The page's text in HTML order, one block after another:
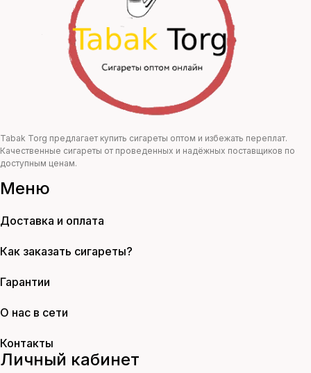
Tabak Torg предлагает купить сигареты оптом и избежать переплат.
Качественные сигареты от проведенных и надёжных поставщиков по
доступным ценам.
Меню
Доставка и оплата
Как заказать сигареты?
Гарантии
О нас в сети
Контакты
Личный кабинет